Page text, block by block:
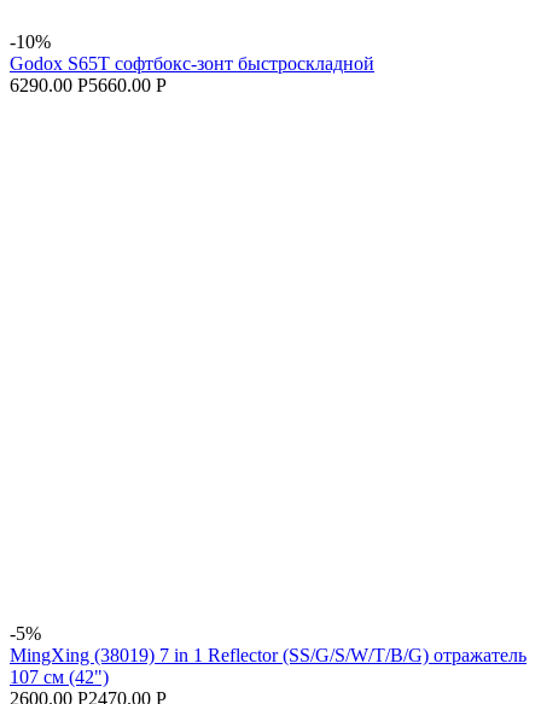
-10%
Godox S65T софтбокс-зонт быстроскладной
6290.00 Р5660.00 Р
-5%
MingXing (38019) 7 in 1 Reflector (SS/G/S/W/T/B/G) отражатель
107 см (42")
2600.00 Р2470.00 Р